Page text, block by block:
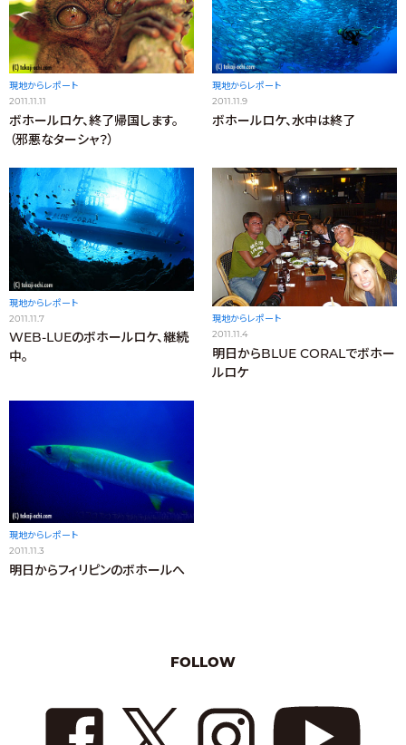
現地からレポート
2011.11.11
ボホールロケ、終了帰国します。
（邪悪なターシャ？）
現地からレポート
2011.11.9
ボホールロケ、水中は終了
現地からレポート
2011.11.7
WEB-LUEのボホールロケ、継続
中。
現地からレポート
2011.11.4
明日からBLUE CORALでボホー
ルロケ
現地からレポート
2011.11.3
明日からフィリピンのボホールへ
FOLLOW